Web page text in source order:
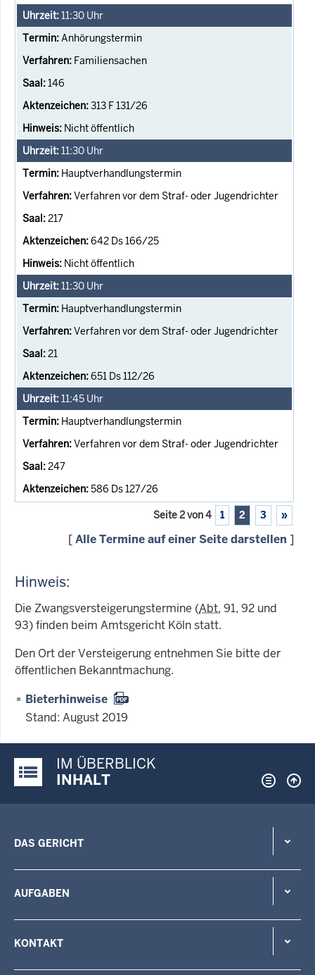
11:30 Uhr
Anhörungstermin
Familiensachen
146
313 F 131/26
Nicht öffentlich
11:30 Uhr
Hauptverhandlungstermin
Verfahren vor dem Straf- oder Jugendrichter
217
642 Ds 166/25
Nicht öffentlich
11:30 Uhr
Hauptverhandlungstermin
Verfahren vor dem Straf- oder Jugendrichter
21
651 Ds 112/26
11:45 Uhr
Hauptverhandlungstermin
Verfahren vor dem Straf- oder Jugendrichter
247
586 Ds 127/26
Seite 2 von 4 1 2 3 »
[Alle Termine auf einer Seite darstellen ]
Hinweis:
Die Zwangsversteigerungstermine (Abt. 91, 92 und
93) finden beim Amtsgericht Köln statt.
Den Ort der Versteigerung entnehmen Sie bitte der
öffentlichen Bekanntmachung.
Bieterhinweise
Stand: August 2019
Justiz-Portal im Überblick:
IM ÜBERBLICK
INHALT
DAS GERICHT
AUFGABEN
KONTAKT